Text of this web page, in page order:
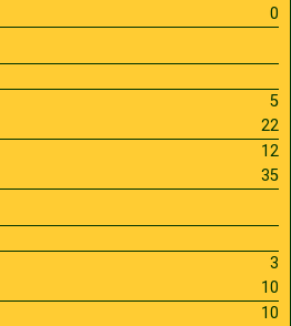
0
5
22
12
35
3
10
10